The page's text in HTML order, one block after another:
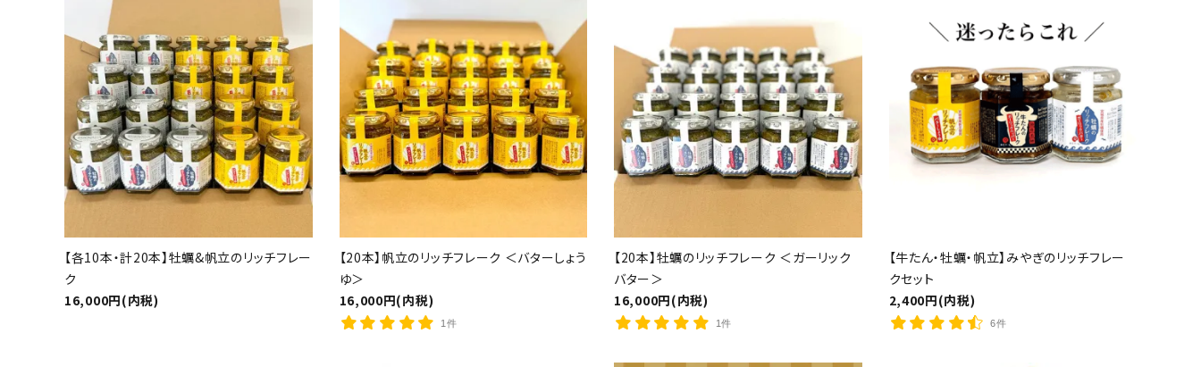
【各10本・計20本】牡蠣&帆立のリッチフレー
ク
16,000円(内税)
【20本】帆立のリッチフレーク ＜バターしょう
ゆ＞
16,000円(内税)
1件
【20本】牡蠣のリッチフレーク ＜ガーリック
バター＞
16,000円(内税)
1件
【牛たん・牡蠣・帆立】みやぎのリッチフレー
クセット
2,400円(内税)
6件